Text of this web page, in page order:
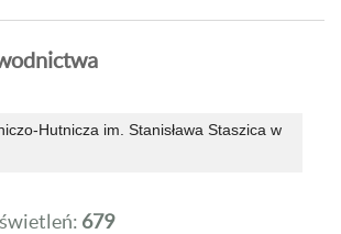
Hutnicza im. Stanisława Staszica w
679